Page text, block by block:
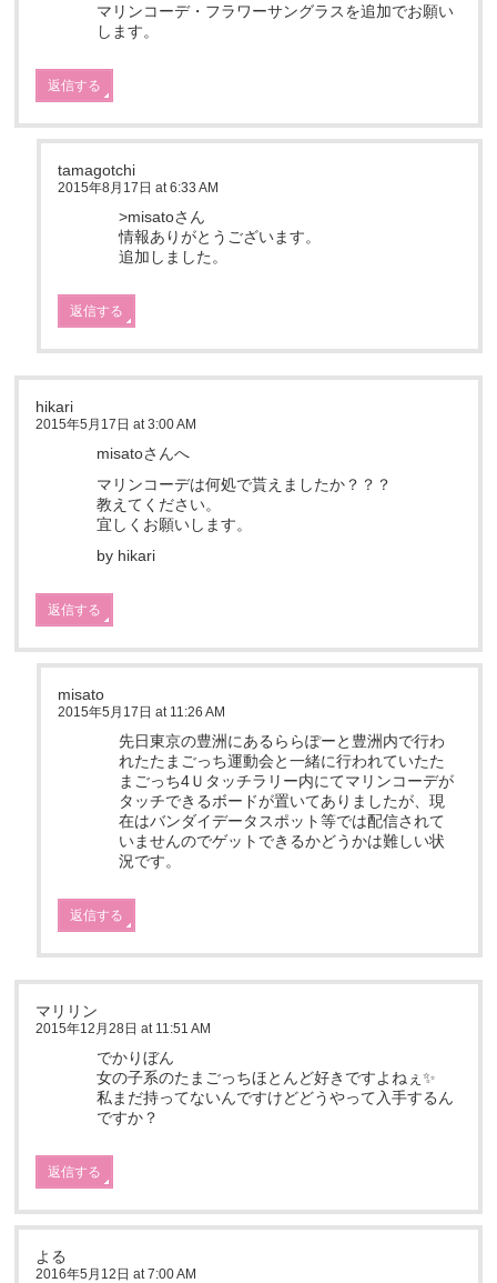
マリンコーデ・フラワーサングラスを追加でお願い
します。
返信する
tamagotchi
2015年8月17日 at 6:33 AM
>misatoさん
情報ありがとうございます。
追加しました。
返信する
hikari
2015年5月17日 at 3:00 AM
misatoさんへ
マリンコーデは何処で貰えましたか？？？
教えてください。
宜しくお願いします。
by hikari
返信する
misato
2015年5月17日 at 11:26 AM
先日東京の豊洲にあるららぽーと豊洲内で行わ
れたたまごっち運動会と一緒に行われていたた
まごっち4Ｕタッチラリー内にてマリンコーデが
タッチできるボードが置いてありましたが、現
在はバンダイデータスポット等では配信されて
いませんのでゲットできるかどうかは難しい状
況です。
返信する
マリリン
2015年12月28日 at 11:51 AM
でかりぼん
女の子系のたまごっちほとんど好きですよねぇ✨
私まだ持ってないんですけどどうやって入手するん
ですか？
返信する
よる
2016年5月12日 at 7:00 AM